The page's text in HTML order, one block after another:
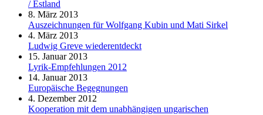
/ Estland
8. März 2013
Auszeichnungen für Wolfgang Kubin und Mati Sirkel
4. März 2013
Ludwig Greve wiederentdeckt
15. Januar 2013
Lyrik-Empfehlungen 2012
14. Januar 2013
Europäische Begegnungen
4. Dezember 2012
Kooperation mit dem unabhängigen ungarischen